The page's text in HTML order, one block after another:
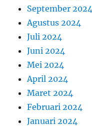
September 2024
Agustus 2024
Juli 2024
Juni 2024
Mei 2024
April 2024
Maret 2024
Februari 2024
Januari 2024